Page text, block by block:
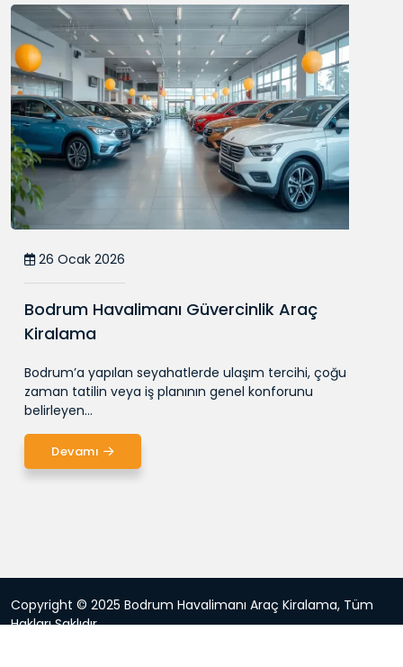
26 Ocak 2026
Bodrum Havalimanı Güvercinlik Araç
Kiralama
Bodrum’a yapılan seyahatlerde ulaşım tercihi, çoğu
zaman tatilin veya iş planının genel konforunu
belirleyen...
Devamı
Copyright © 2025 Bodrum Havalimanı Araç Kiralama, Tüm
Hakları Saklıdır.